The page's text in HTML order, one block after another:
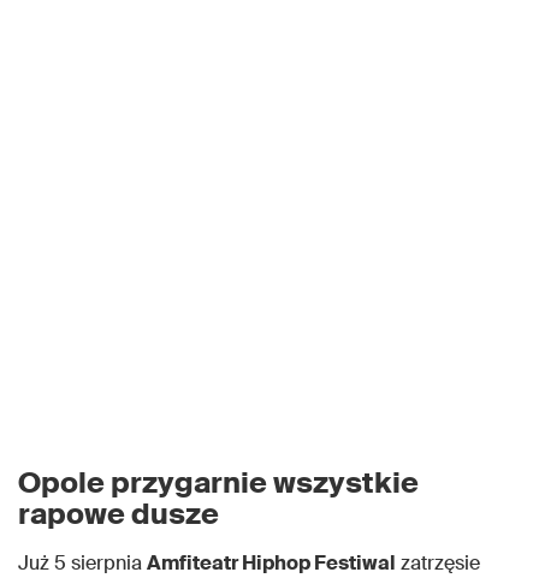
Opole przygarnie wszystkie
rapowe dusze
Już 5 sierpniaAmfiteatr Hiphop Festiwal zatrzęsie